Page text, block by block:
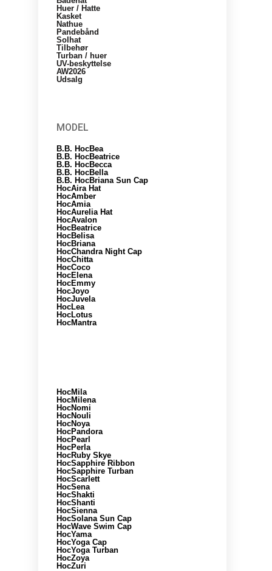
Huer / Hatte
Kasket
Nathue
Pandebånd
Solhat
Tilbehør
Turban / huer
UV-beskyttelse
AW2026
Udsalg
MODEL
B.B. HocBea
B.B. HocBeatrice
B.B. HocBecca
B.B. HocBella
B.B. HocBriana Sun Cap
HocAira Hat
HocAmber
HocAmia
HocAurelia Hat
HocAvalon
HocBeatrice
HocBelisa
HocBriana
HocChandra Night Cap
HocChitta
HocCoco
HocElena
HocEmmy
HocJoyo
HocJuvela
HocLea
HocLotus
HocMantra
HocMila
HocMilena
HocNomi
HocNouli
HocNoya
HocPandora
HocPearl
HocPerla
HocRuby Skye
HocSapphire Ribbon
HocSapphire Turban
HocScarlett
HocSena
HocShakti
HocShanti
HocSienna
HocSolana Sun Cap
HocWave Swim Cap
HocYama
HocYoga Cap
HocYoga Turban
HocZoya
HocZuri